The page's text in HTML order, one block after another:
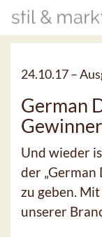
24.10.17 –
German
Gewinner
Und wieder
der „German
zu geben.
unserer